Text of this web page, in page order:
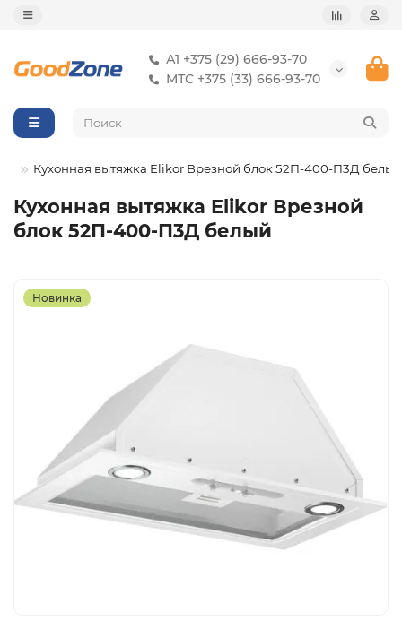
А1 +375 (29) 666-93-70
МТС +375 (33) 666-93-70
Кухонная вытяжка Elikor Врезной блок 52П-400-П3Д белый
Кухонная вытяжка Elikor Врезной
блок 52П-400-П3Д белый
Новинка